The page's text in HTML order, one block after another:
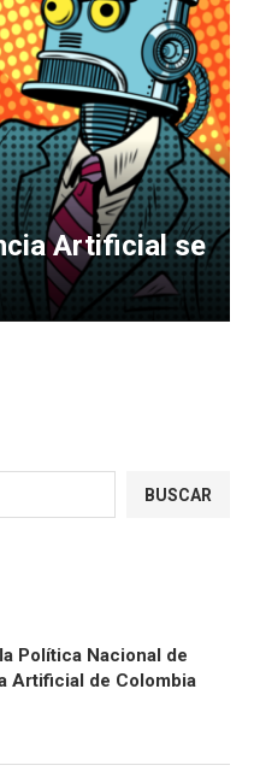
Artificial se
BUSCAR
Política Nacional de
Artificial de Colombia